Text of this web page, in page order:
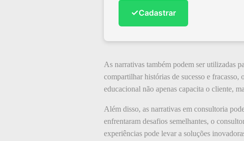
✓Cadastrar
As narrativas também podem ser utilizadas
compartilhar histórias de sucesso e
educacional não apenas capacita o cliente,
Além disso, as narrativas em consultoria
enfrentaram desafios semelhantes, o
experiências pode levar a soluções